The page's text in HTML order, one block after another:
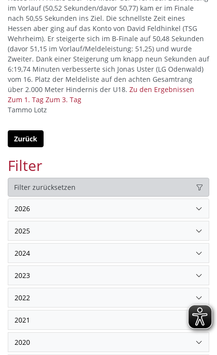
im Vorlauf (50,52 Sekunden/davor 50,77) kam er im Finale
nach 50,55 Sekunden ins Ziel. Die schnellste Zeit eines
Hessen aber ging auf das Konto von David Feldhinkel (TSG
Wehrheim). Er steigerte sich im B-Finale auf 50,48 Sekunden
(davor 51,15 im Vorlauf/Meldeleistung: 51,25) und wurde
Zweiter. Dank einer Steigerung um knapp neun Sekunden auf
6:19,74 Minuten verbesserte sich Jonas Uster (LG Odenwald)
vom 16. Platz der Meldeliste auf den achten Gesamtrang
über 2.000 Meter Hindernis der U18. Zu den Ergebnissen
Zum 1. Tag Zum 3. Tag
Tammo Lotz
Zurück
Filter
Filter zurücksetzen
2026
2025
2024
2023
2022
2021
2020